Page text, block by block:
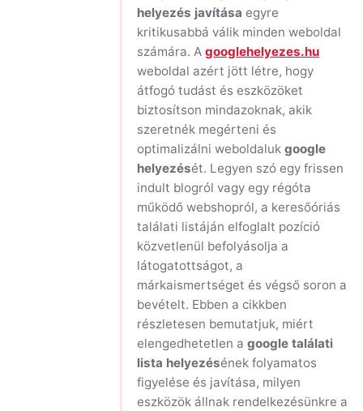
helyezés javítása egyre
kritikusabbá válik minden weboldal
számára. A googlehelyezes.hu
weboldal azért jött létre, hogy
átfogó tudást és eszközöket
biztosítson mindazoknak, akik
szeretnék megérteni és
optimalizálni weboldaluk google
helyezését. Legyen szó egy frissen
indult blogról vagy egy régóta
működő webshopról, a keresőóriás
találati listáján elfoglalt pozíció
közvetlenül befolyásolja a
látogatottságot, a
márkaismertséget és végső soron a
bevételt. Ebben a cikkben
részletesen bemutatjuk, miért
elengedhetetlen a google találati
lista helyezésének folyamatos
figyelése és javítása, milyen
eszközök állnak rendelkezésünkre a